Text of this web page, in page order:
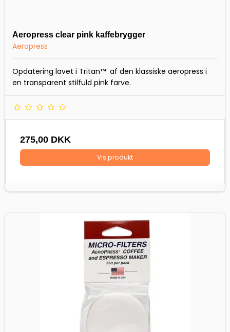
Aeropress clear pink kaffebrygger
Aeropress
Opdatering lavet i Tritan™ af den klassiske aeropress i
en transparent stilfuld pink farve.
275,00 DKK
Vis produkt